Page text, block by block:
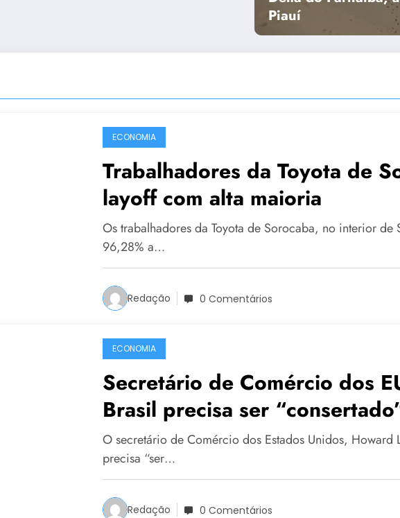
Piauí
ECONOMIA
Trabalhadores da Toyota de
layoff com alta maioria
Os trabalhadores da Toyota de Sorocaba, no interior de
96,28% a…
Redação 0 Comentários
ECONOMIA
Secretário de Comércio dos
Brasil precisa ser
O secretário de Comércio dos Estados Unidos, Howard
precisa “ser…
Redação 0 Comentários